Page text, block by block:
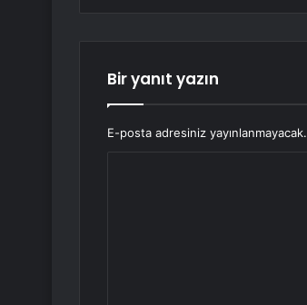
Bir yanıt yazın
E-posta adresiniz yayınlanmayacak.